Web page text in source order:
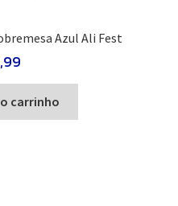
Azul Ali Fest
carrinho